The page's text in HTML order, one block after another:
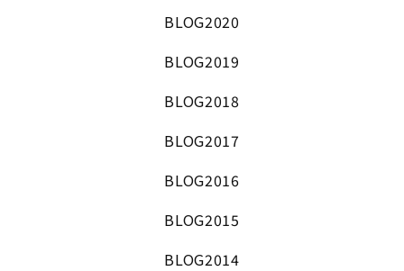
BLOG2020
BLOG2019
BLOG2018
BLOG2017
BLOG2016
BLOG2015
BLOG2014